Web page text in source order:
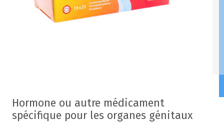
Hormone ou autre médicament
spécifique pour les organes génitaux